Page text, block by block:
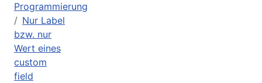
Programmierung
Nur Label
bzw. nur
Wert eines
custom
field